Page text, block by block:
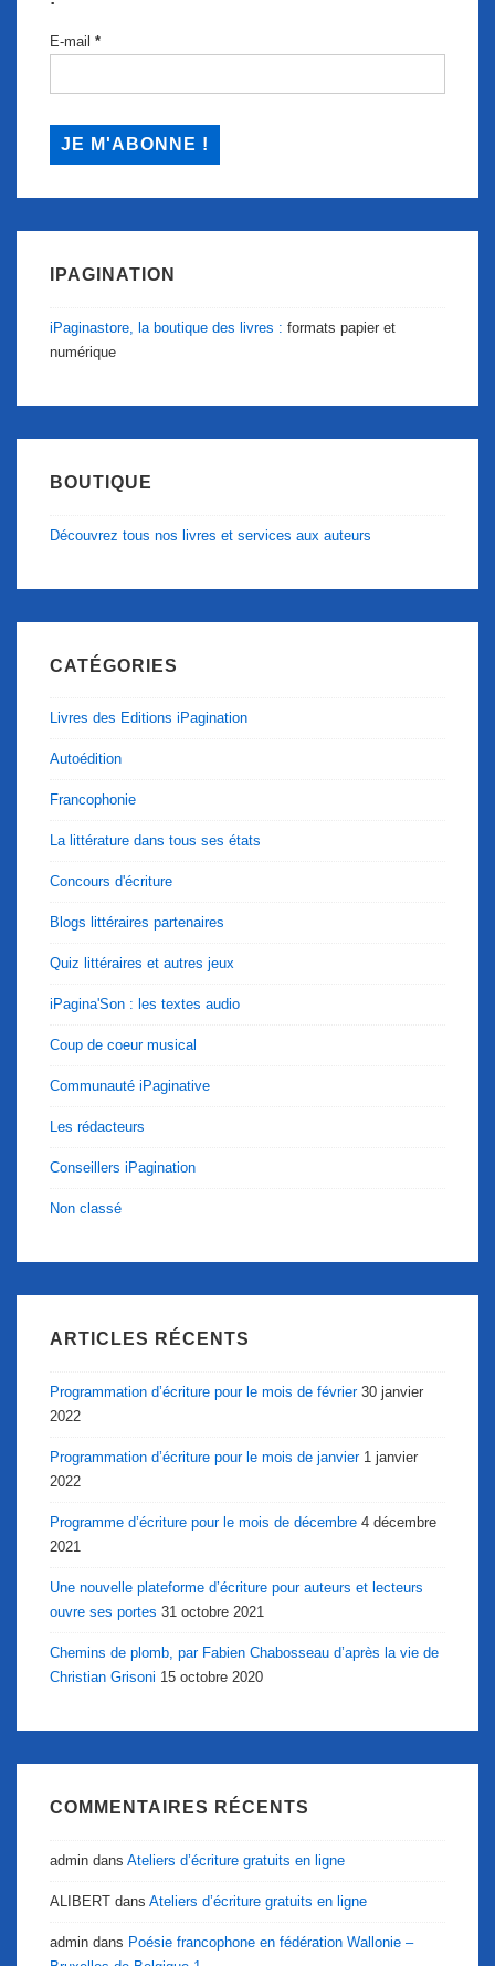
E-mail *
IPAGINATION
iPaginastore, la boutique des livres : formats papier et
numérique
BOUTIQUE
Découvrez tous nos livres et services aux auteurs
CATÉGORIES
Livres des Editions iPagination
Autoédition
Francophonie
La littérature dans tous ses états
Concours d'écriture
Blogs littéraires partenaires
Quiz littéraires et autres jeux
iPagina'Son : les textes audio
Coup de coeur musical
Communauté iPaginative
Les rédacteurs
Conseillers iPagination
Non classé
ARTICLES RÉCENTS
Programmation d’écriture pour le mois de février 30 janvier
2022
Programmation d’écriture pour le mois de janvier 1 janvier
2022
Programme d’écriture pour le mois de décembre 4 décembre
2021
Une nouvelle plateforme d’écriture pour auteurs et lecteurs
ouvre ses portes 31 octobre 2021
Chemins de plomb, par Fabien Chabosseau d’après la vie de
Christian Grisoni 15 octobre 2020
COMMENTAIRES RÉCENTS
admin dans Ateliers d’écriture gratuits en ligne
ALIBERT dans Ateliers d’écriture gratuits en ligne
admin dans Poésie francophone en fédération Wallonie –